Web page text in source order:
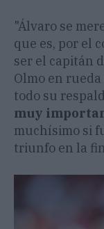
"Álvaro se
que es, por el
ser el capitán
Olmo en
todo su
muy
muchísimo si
triunfo en la